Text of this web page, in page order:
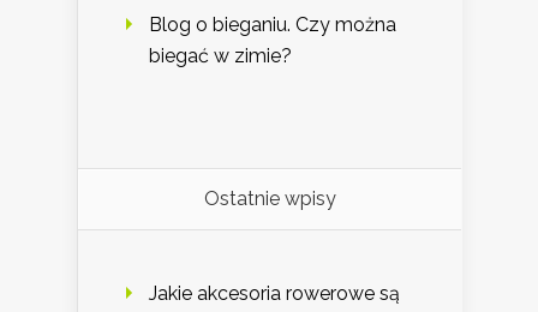
Blog o bieganiu. Czy można
biegać w zimie?
Ostatnie wpisy
Jakie akcesoria rowerowe są